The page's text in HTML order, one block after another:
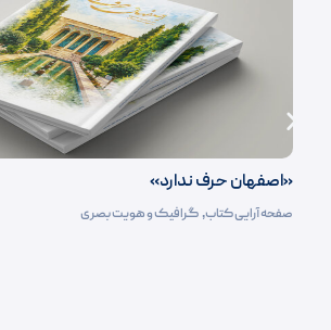
«اصفهان حرف ندارد»
صفحه آرایی کتاب‌, گرافیک و هویت بصری